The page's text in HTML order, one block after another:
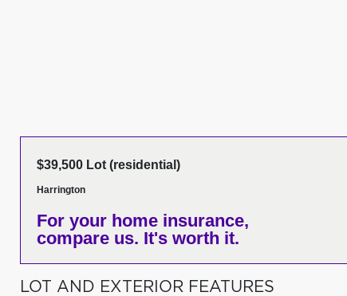
$39,500 Lot (residential)
Harrington
For your home insurance,
compare us. It's worth it.
LOT AND EXTERIOR FEATURES